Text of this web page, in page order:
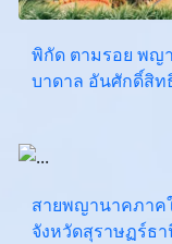
พิกัด ตามรอย พญ
บาดาล อันศักดิ์สิท
สายพญานาคภาค
จังหวัดสุราษฏร์ธ